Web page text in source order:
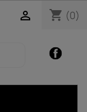
shopping_cart (0)
